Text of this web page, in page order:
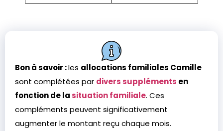
Bon à savoir :les allocations familiales Camille
sont complétées par divers suppléments en
fonction de lasituation familiale. Ces
compléments peuvent significativement
augmenter le montant reçu chaque mois.